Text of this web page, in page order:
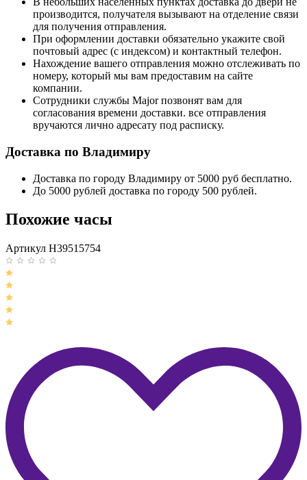
производится, получателя вызывают на отделение связи
для получения отправления.
При оформлении доставки обязательно укажите свой
почтовый адрес (с индексом) и контактный телефон.
Нахождение вашего отправления можно отслеживать по
номеру, который мы вам предоставим на сайте
компании.
Сотрудники службы Major позвонят вам для
согласования времени доставки. все отправления
вручаются лично адресату под расписку.
Доставка по Владимиру
Доставка по городу Владимиру от 5000 руб бесплатно.
До 5000 рублей доставка по городу 500 рублей.
Похожие часы
Артикул H39515754